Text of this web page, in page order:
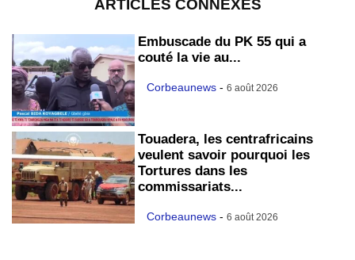
ARTICLES CONNEXES
Embuscade du PK 55 qui a
couté la vie au...
Corbeaunews - 6 août 2026
Touadera, les centrafricains
veulent savoir pourquoi les
Tortures dans les
commissariats...
Corbeaunews - 6 août 2026